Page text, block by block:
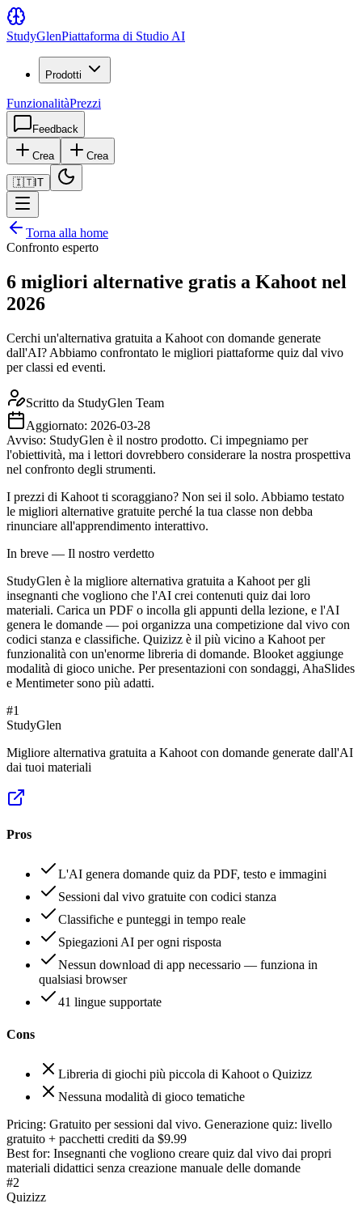
StudyGlenPiattaforma di Studio AI
Prodotti
FunzionalitàPrezzi
Feedback
Crea Crea
🇮🇹IT
Torna alla home
Confronto esperto
6 migliori alternative gratis a Kahoot nel
2026
Cerchi un'alternativa gratuita a Kahoot con domande generate
dall'AI? Abbiamo confrontato le migliori piattaforme quiz dal vivo
per classi ed eventi.
Scritto da StudyGlen Team
Aggiornato: 2026-03-28
Avviso: StudyGlen è il nostro prodotto. Ci impegniamo per
l'obiettività, ma i lettori dovrebbero considerare la nostra prospettiva
nel confronto degli strumenti.
I prezzi di Kahoot ti scoraggiano? Non sei il solo. Abbiamo testato
le migliori alternative gratuite perché la tua classe non debba
rinunciare all'apprendimento interattivo.
In breve — Il nostro verdetto
StudyGlen è la migliore alternativa gratuita a Kahoot per gli
insegnanti che vogliono che l'AI crei contenuti quiz dai loro
materiali. Carica un PDF o incolla gli appunti della lezione, e l'AI
genera le domande — poi organizza una competizione dal vivo con
codici stanza e classifiche. Quizizz è il più vicino a Kahoot per
funzionalità con un'enorme libreria di domande. Blooket aggiunge
modalità di gioco uniche. Per presentazioni con sondaggi, AhaSlides
e Mentimeter sono più adatti.
#1
StudyGlen
Migliore alternativa gratuita a Kahoot con domande generate dall'AI
dai tuoi materiali
Pros
L'AI genera domande quiz da PDF, testo e immagini
Sessioni dal vivo gratuite con codici stanza
Classifiche e punteggi in tempo reale
Spiegazioni AI per ogni risposta
Nessun download di app necessario — funziona in
qualsiasi browser
41 lingue supportate
Cons
Libreria di giochi più piccola di Kahoot o Quizizz
Nessuna modalità di gioco tematiche
Pricing: Gratuito per sessioni dal vivo. Generazione quiz: livello
gratuito + pacchetti crediti da $9.99
Best for: Insegnanti che vogliono creare quiz dal vivo dai propri
materiali didattici senza creazione manuale delle domande
#2
Quizizz